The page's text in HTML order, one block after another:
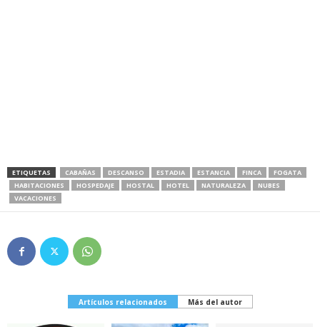
ETIQUETAS CABAÑAS DESCANSO ESTADIA ESTANCIA FINCA
FOGATA
HABITACIONES
HOSPEDAJE HOSTAL HOTEL NATURALEZA
NUBES
VACACIONES
Artículos relacionados Más del autor